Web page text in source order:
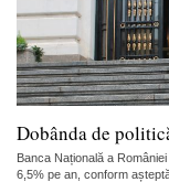
Dobânda de
Banca Națională a
6,5% pe an, conform